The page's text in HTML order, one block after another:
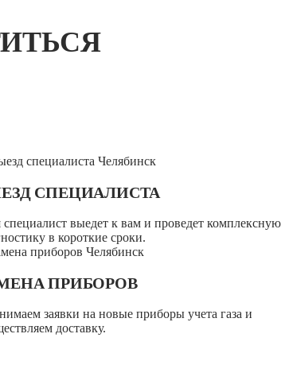
СПЕЦИАЛИСТА
выедет к вам и проведет комплексную
в короткие сроки.
ПРИБОРОВ
заявки на новые приборы учета газа и
доставку.